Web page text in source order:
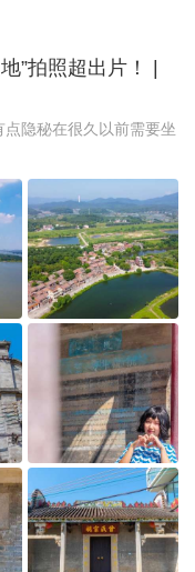
”拍照超出片！ |
点隐秘在很久以前需要坐